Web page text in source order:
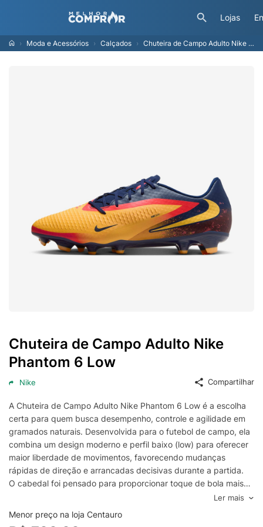
Lojas
Moda e Acessórios Calçados Chuteira de Campo Adulto Nike Phantom 6 Low
Chuteira de Campo Adulto Nike
Phantom 6 Low
Nike Compartilhar
A Chuteira de Campo Adulto Nike Phantom 6 Low é a escolha
certa para quem busca desempenho, controle e agilidade em
gramados naturais. Desenvolvida para o futebol de campo, ela
combina um design moderno e perfil baixo (low) para oferecer
maior liberdade de movimentos, favorecendo mudanças
rápidas de direção e arrancadas decisivas durante a partida.
O cabedal foi pensado para proporcionar toque de bola mais
consistente, contribuindo para domínios, passes e finalizações
com mais precisão. O ajuste firme ao pé ajuda na estabilidade
em jogadas de alta intensidade, enquanto o fechamento por
Ler mais
Menor preço na loja Centauro